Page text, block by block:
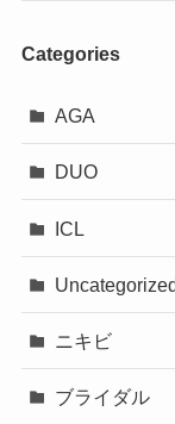
Categories
AGA
DUO
ICL
ニキビ
ブライダル